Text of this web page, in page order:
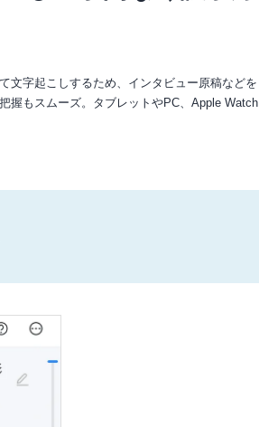
文字起こしするため、インタビュー原稿などを
握もスムーズ。タブレットやPC、Apple Watch